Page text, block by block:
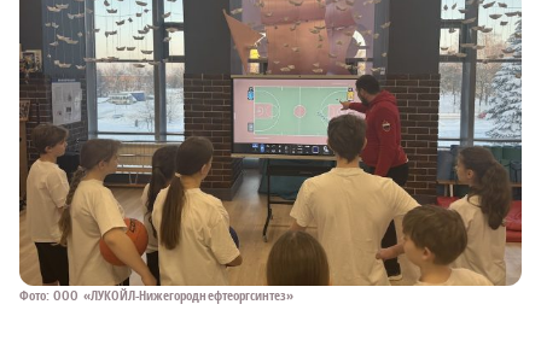
Фото: ООО «ЛУКОЙЛ-Нижегороднефтеоргсинтез»